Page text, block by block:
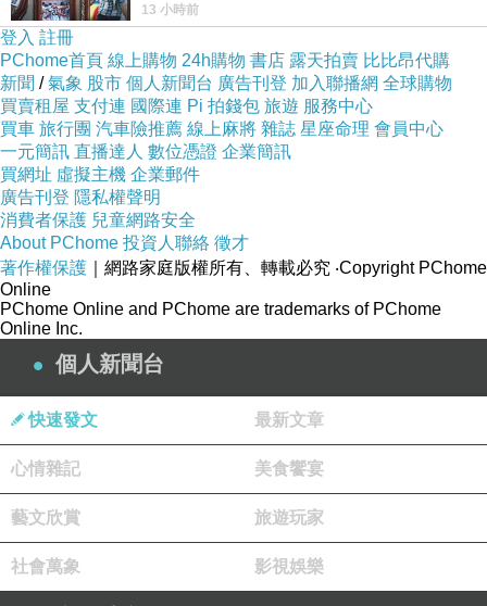
個人整整齊齊地站在鏡框之外，如同
13 小時前
登入 註冊
PChome首頁 線上購物 24h購物 書店 露天拍賣 比比昂代購
新聞 /氣象 股市 個人新聞台 廣告刊登 加入聯播網 全球購物
買賣租屋 支付連 國際連 Pi 拍錢包 旅遊 服務中心
買車 旅行團 汽車險推薦 線上麻將 雜誌 星座命理 會員中心
一元簡訊 直播達人 數位憑證 企業簡訊
買網址 虛擬主機 企業郵件
廣告刊登 隱私權聲明
消費者保護 兒童網路安全
About PChome 投資人聯絡 徵才
著作權保護 ｜網路家庭版權所有、轉載必究 ‧Copyright PChome
Online
PChome Online and PChome are trademarks of PChome
Online Inc.
個人新聞台
快速發文 最新文章
心情雜記 美食饗宴
藝文欣賞 旅遊玩家
社會萬象 影視娛樂